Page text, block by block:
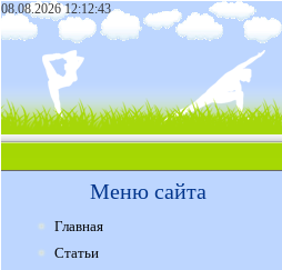
08.08.2026 12:12:43
Меню сайта
Главная
Статьи